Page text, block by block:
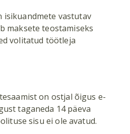
isikuandmete vastutav
maksete teostamiseks
volitatud töötleja
on ostjal õigus e-
taganeda 14 päeva
sisu ei ole avatud.